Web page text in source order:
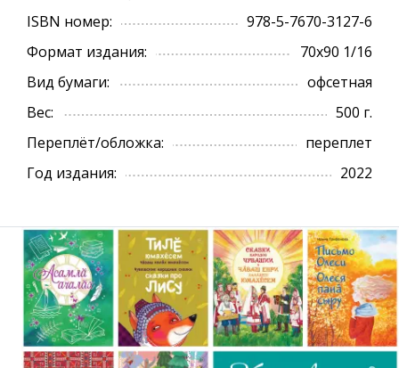
ISBN номер:
978-5-7670-3127-6
Формат издания:
70х90 1/16
Вид бумаги:
офсетная
Вес:
500 г.
Переплёт/обложка:
переплет
Год издания:
2022